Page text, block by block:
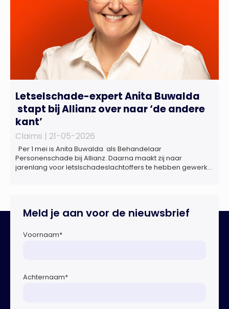
Letselschade-expert Anita Buwalda
stapt bij Allianz over naar ‘de andere
kant’
Claims | 21-05-2026
Per 1 mei is Anita Buwalda als Behandelaar
Personenschade bij Allianz. Daarna maakt zij naar
jarenlang voor letslschadeslachtoffers te hebben gewerkt
Overtoom […]
Meld je aan voor de nieuwsbrief
Voornaam*
Achternaam*